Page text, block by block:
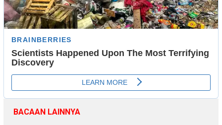
BACAAN LAINNYA